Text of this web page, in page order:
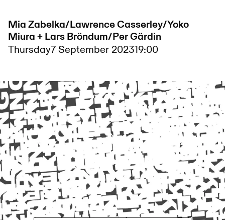
Mia Zabelka/Lawrence Casserley/Yoko
Miura + Lars Bröndum/Per Gärdin
Thursday7 September 202319:00